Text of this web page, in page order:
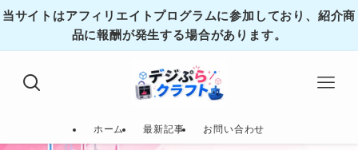
当サイトはアフィリエイトプログラムに参加しており、紹介商
品に報酬が発生する場合があります。
ホーム 最新記事 お問い合わせ